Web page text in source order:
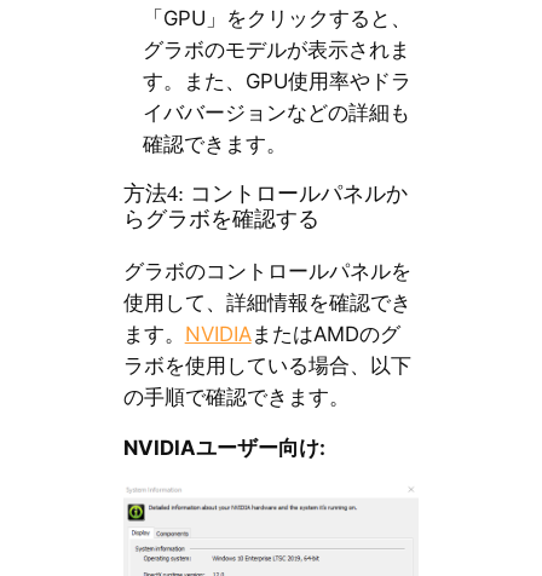
「GPU」をクリックすると、
グラボのモデルが表示されま
す。また、GPU使用率やドラ
イババージョンなどの詳細も
確認できます。
方法4: コントロールパネルか
らグラボを確認する
グラボのコントロールパネルを
使用して、詳細情報を確認でき
ます。 NVIDIAまたはAMDのグ
ラボを使用している場合、以下
の手順で確認できます。
NVIDIAユーザー向け: